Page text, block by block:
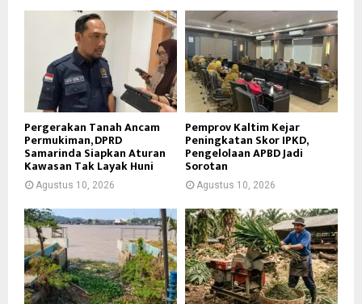
Pergerakan Tanah Ancam
Permukiman, DPRD
Samarinda Siapkan Aturan
Kawasan Tak Layak Huni
Agustus 10, 2026
Pemprov Kaltim Kejar
Peningkatan Skor IPKD,
Pengelolaan APBD Jadi
Sorotan
Agustus 10, 2026